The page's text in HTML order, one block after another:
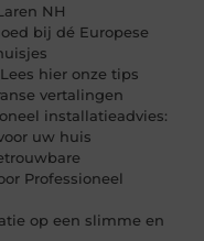
NH
bij dé Europese
hier onze tips
vertalingen
installatieadvies:
uw huis
Professioneel
op een slimme en